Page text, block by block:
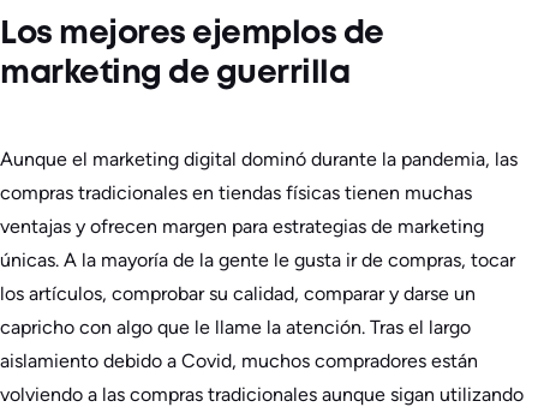
Los mejores ejemplos de
marketing de guerrilla
Aunque el marketing digital dominó durante la pandemia, las
compras tradicionales en tiendas físicas tienen muchas
ventajas y ofrecen margen para estrategias de marketing
únicas. A la mayoría de la gente le gusta ir de compras, tocar
los artículos, comprobar su calidad, comparar y darse un
capricho con algo que le llame la atención. Tras el largo
aislamiento debido a Covid, muchos compradores están
volviendo a las compras tradicionales aunque sigan utilizando